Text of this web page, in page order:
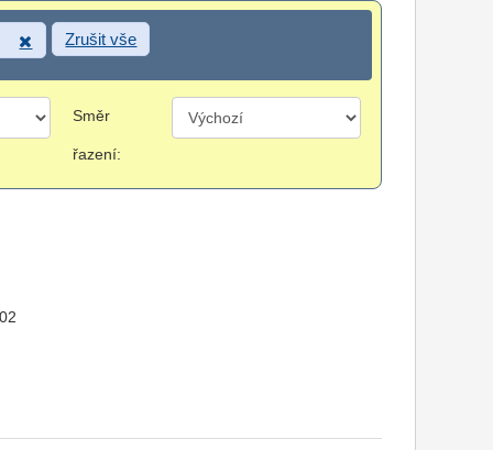
Zrušit vše
Směr
řazení: